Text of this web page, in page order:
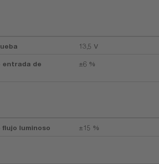
13,5 V
entrada de
±6 %
flujo luminoso ±15 %